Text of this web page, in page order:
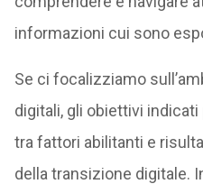
informazioni cui sono
Se ci focalizziamo
digitali, gli obiettivi
tra fattori abilitanti e
della transizione digitale.